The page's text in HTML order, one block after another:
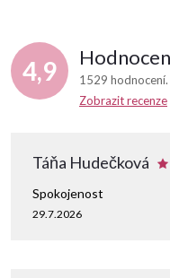
4,9
1529 hodnocení
Zobrazit recenze
Táňa Hudečková
29.7.2026
Spokojenost